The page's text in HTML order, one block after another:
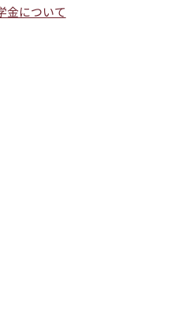
金について